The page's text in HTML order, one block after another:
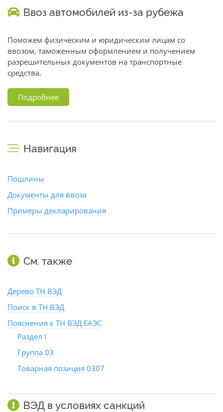
Ввоз автомобилей из-за рубежа
Поможем физическим и юридическим лицам со
ввозом, таможенным оформлением и получением
разрешительных документов на транспортные
средства.
Подробнее
Навигация
Пошлины
Документы для ввоза
Примеры декларирования
См. также
Дерево ТН ВЭД
Поиск в ТН ВЭД
Пояснения к ТН ВЭД ЕАЭС
Раздел I
Группа 03
Товарная позиция 0307
ВЭД в условиях санкций